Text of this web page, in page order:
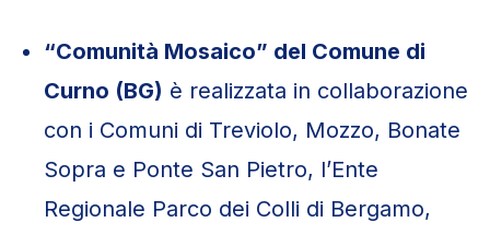
“Comunità Mosaico” del Comune di
Curno (BG) è realizzata in collaborazione
con i Comuni di Treviolo, Mozzo, Bonate
Sopra e Ponte San Pietro, l’Ente
Regionale Parco dei Colli di Bergamo,